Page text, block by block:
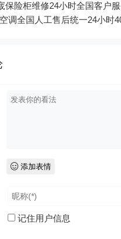
保险柜维修24小时全国客户
调全国人工售后统一24小时
添加表情
记住用户信息